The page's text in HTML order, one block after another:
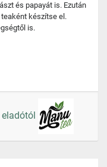
és papayát is. Ezután
készítse el.
is.